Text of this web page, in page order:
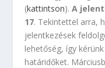
(kattintson).A
17. Tekintettel arra,
jelentkezések
lehetőség, így
határidőket.